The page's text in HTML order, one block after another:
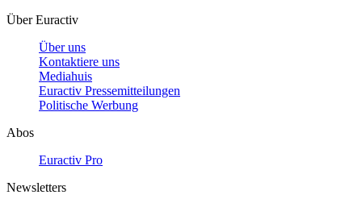
Über Euractiv
Über uns
Kontaktiere uns
Mediahuis
Euractiv Pressemitteilungen
Politische Werbung
Abos
Euractiv Pro
Newsletters